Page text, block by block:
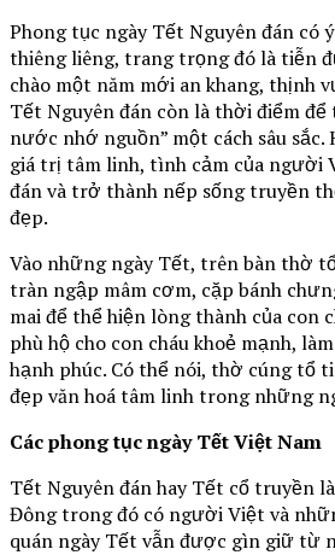
Phong tục ngày Tết Nguyên đán có
thiêng liêng, trang trọng đó là tiễn
chào một năm mới an khang, thịnh
Tết Nguyên đán còn là thời điểm để
nước nhớ nguồn” một cách sâu
giá trị tâm linh, tình cảm của người
đán và trở thành nếp sống truyền
đẹp.
Vào những ngày Tết, trên bàn thờ
tràn ngập mâm cơm, cặp bánh
mai để thể hiện lòng thành của con
phù hộ cho con cháu khoẻ mạnh,
hạnh phúc. Có thể nói, thờ cúng tổ
đẹp văn hoá tâm linh trong những
Các phong tục ngày Tết Việt Nam
Tết Nguyên đán hay Tết cổ truyền
Đông trong đó có người Việt và
quán ngày Tết vẫn được gìn giữ từ